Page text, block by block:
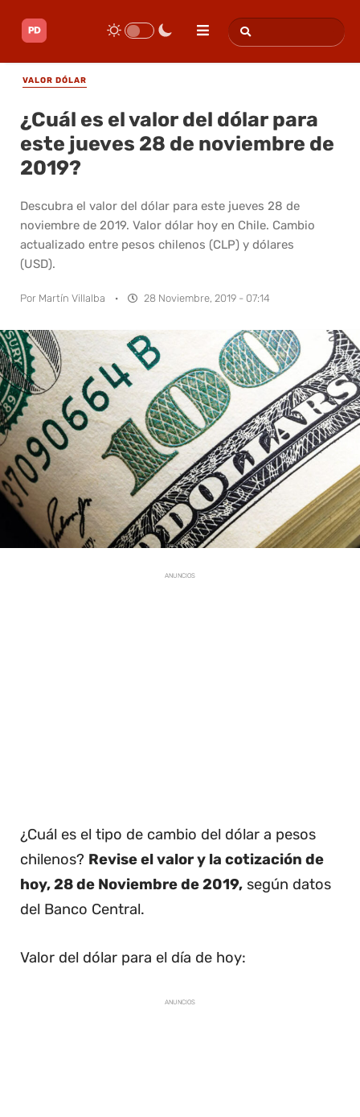
VALOR DÓLAR
¿Cuál es el valor del dólar para
este jueves 28 de noviembre de
2019?
Descubra el valor del dólar para este jueves 28 de
noviembre de 2019. Valor dólar hoy en Chile. Cambio
actualizado entre pesos chilenos (CLP) y dólares
(USD).
Por Martín Villalba · 28 Noviembre, 2019 - 07:14
ANUNCIOS
¿Cuál es el tipo de cambio del dólar a pesos
chilenos? Revise el valor y la cotización de
hoy, 28 de Noviembre de 2019, según datos
del Banco Central.
Valor del dólar para el día de hoy:
ANUNCIOS